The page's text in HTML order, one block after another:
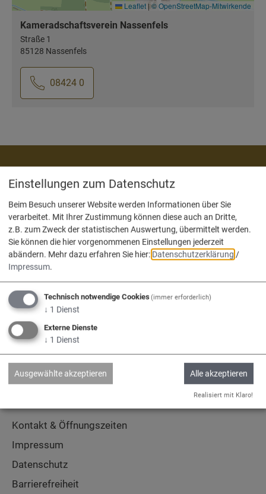
Leaflet | © OpenStreetMap-Mitwirkende
Kameradschaftsverein Nassenfels
Straße 1
85128 Nassenfels
08424 0
Wir sind die
Verwaltungsgemeinschaft
Nassenfels, Adelschlag, Egweil.
Kontakt & Öffnungszeiten
Impressum
Datenschutz
Barrierefreiheit
Einstellungen zum Datenschutz
Beim Besuch unserer Website werden Informationen über Sie
verarbeitet. Mit Ihrer Zustimmung können diese auch an Dritte,
z.B. zum Zweck der statistischen Auswertung, übermittelt werden.
Sie können die hier vorgenommenen Einstellungen jederzeit
abändern. Mehr dazu erfahren Sie hier:Datenschutzerklärung /
Impressum.
Technisch notwendige Cookies(immer erforderlich)
↓ 1 Dienst
Externe Dienste
↓ 1 Dienst
Ausgewählte akzeptieren Alle akzeptieren
Realisiert mit Klaro!